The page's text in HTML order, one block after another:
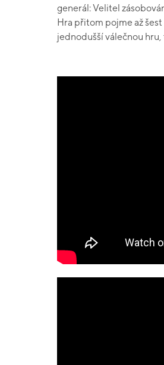
generál: Velitel
Hra přitom pojme až
jednodušší válečnou